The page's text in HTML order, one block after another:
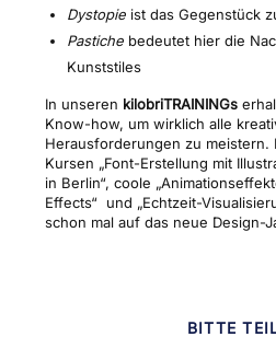
Dystopie ist das Gegenstück
Pastiche bedeutet hier die
Kunststiles
In unseren kilobriTRAININGs
Know-how, um wirklich alle
Herausforderungen zu meistern.
Kursen „Font-Erstellung mit
in Berlin“, coole
Effects“ und „Echtzeit-
schon mal auf das neue Design-
BITTE